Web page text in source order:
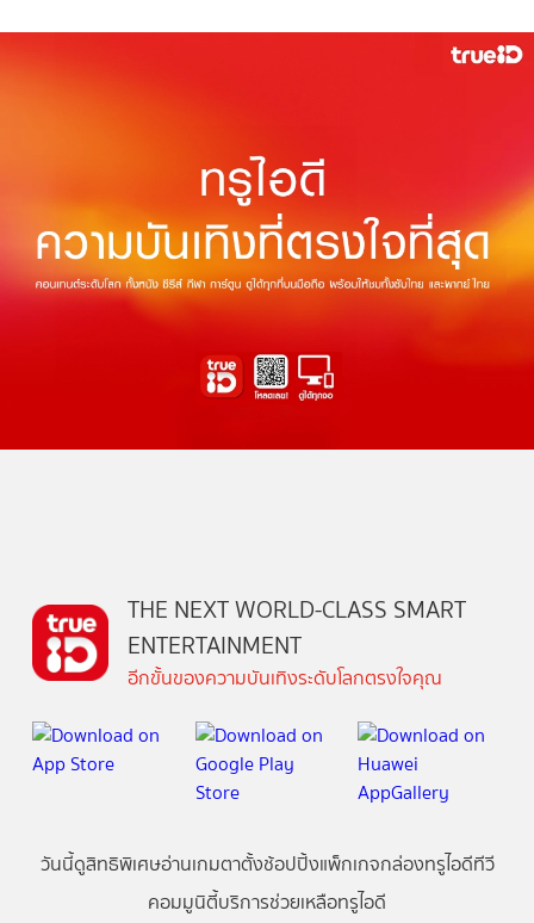
THE NEXT WORLD-CLASS SMART
ENTERTAINMENT
อีกขั้นของความบันเทิงระดับโลกตรงใจคุณ
วันนี้ดูสิทธิพิเศษอ่านเกมตาตั้งช้อปปิ้งแพ็กเกจกล่องทรูไอดีทีวี
คอมมูนิตี้บริการช่วยเหลือทรูไอดี